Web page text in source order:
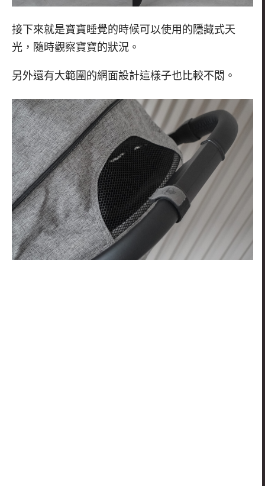
接下來就是寶寶睡覺的時候可以使用的隱藏式天
光，隨時觀察寶寶的狀況。
另外還有大範圍的網面設計這樣子也比較不悶。